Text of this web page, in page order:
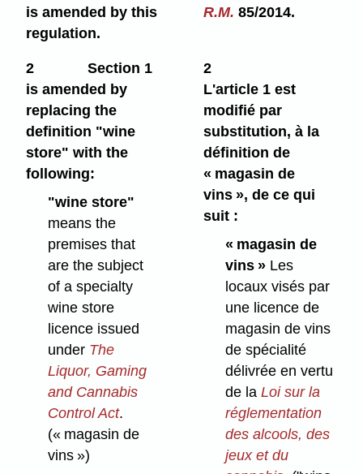
is amended by this
regulation.
R.M. 85/2014.
2
Section 1
is amended by
replacing the
definition "wine
store" with the
following:
"wine store"
means the
premises that
are the subject
of a specialty
wine store
licence issued
under The
Liquor, Gaming
and Cannabis
Control Act.
(« magasin de
vins »)
2
L'article 1 est
modifié par
substitution, à la
définition de
« magasin de
vins », de ce qui
suit :
« magasin de
vins » Les
locaux visés par
une licence de
magasin de vins
de spécialité
délivrée en vertu
de la Loi sur la
réglementation
des alcools, des
jeux et du